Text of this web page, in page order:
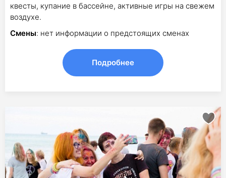
квесты, купание в бассейне, активные игры на свежем
воздухе.
Смены: нет информации о предстоящих сменах
Подробнее